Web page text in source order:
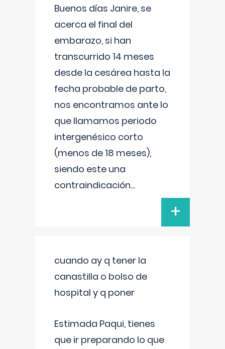
Buenos días Janire, se
acerca el final del
embarazo, si han
transcurrido 14 meses
desde la cesárea hasta la
fecha probable de parto,
nos encontramos ante lo
que llamamos periodo
intergenésico corto
(menos de 18 meses),
siendo este una
contraindicación...
+
cuando ay q tener la
canastilla o bolso de
hospital y q poner
Estimada Paqui, tienes
que ir preparando lo que